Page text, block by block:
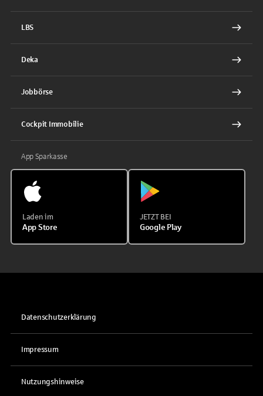
LBS
Deka
Jobbörse
Cockpit Immobilie
App Sparkasse
Laden im
App Store
JETZT BEI
Google Play
Datenschutzerklärung
Impressum
Nutzungshinweise